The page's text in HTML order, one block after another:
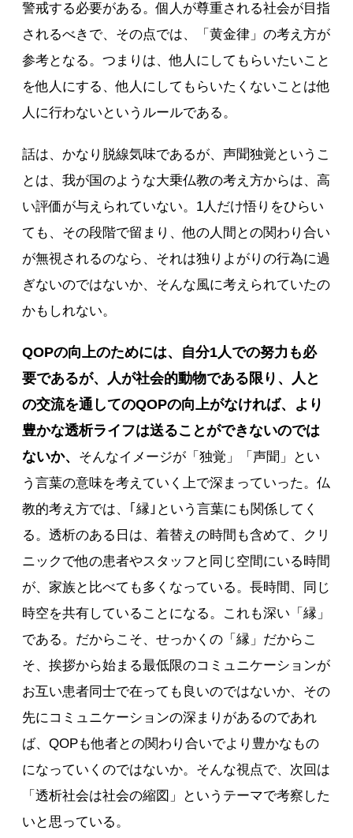
警戒する必要がある。個人が尊重される社会が目指
されるべきで、その点では、「黄金律」の考え方が
参考となる。つまりは、他人にしてもらいたいこと
を他人にする、他人にしてもらいたくないことは他
人に行わないというルールである。
話は、かなり脱線気味であるが、声聞独覚というこ
とは、我が国のような大乗仏教の考え方からは、高
い評価が与えられていない。1人だけ悟りをひらい
ても、その段階で留まり、他の人間との関わり合い
が無視されるのなら、それは独りよがりの行為に過
ぎないのではないか、そんな風に考えられていたの
かもしれない。
QOPの向上のためには、自分1人での努力も必
要であるが、人が社会的動物である限り、人と
の交流を通してのQOPの向上がなければ、より
豊かな透析ライフは送ることができないのでは
ないか、 そんなイメージが「独覚」「声聞」とい
う言葉の意味を考えていく上で深まっていった。仏
教的考え方では、｢縁｣という言葉にも関係してく
る。透析のある日は、着替えの時間も含めて、クリ
ニックで他の患者やスタッフと同じ空間にいる時間
が、家族と比べても多くなっている。長時間、同じ
時空を共有していることになる。これも深い「縁」
である。だからこそ、せっかくの「縁」だからこ
そ、挨拶から始まる最低限のコミュニケーションが
お互い患者同士で在っても良いのではないか、その
先にコミュニケーションの深まりがあるのであれ
ば、QOPも他者との関わり合いでより豊かなもの
になっていくのではないか。そんな視点で、次回は
「透析社会は社会の縮図」というテーマで考察した
いと思っている。